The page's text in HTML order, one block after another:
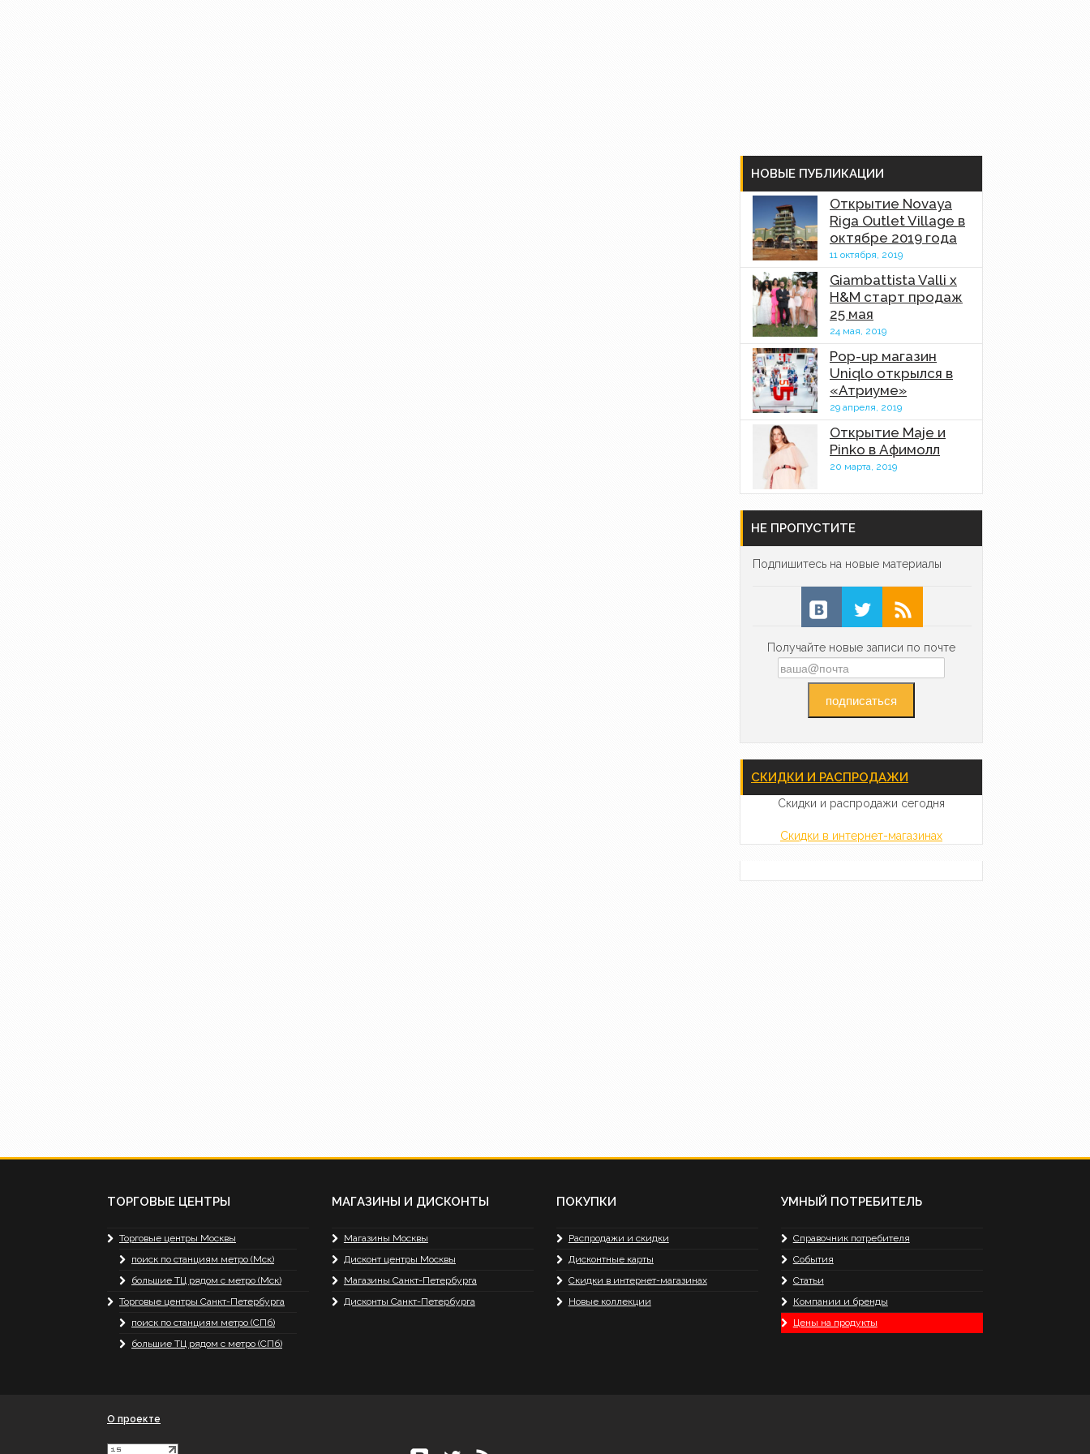
НОВЫЕ ПУБЛИКАЦИИ
Открытие Novaya
Riga Outlet Village в
октябре 2019 года
11 октября, 2019
Giambattista Valli x
H&M старт продаж
25 мая
24 мая, 2019
Pop-up магазин
Uniqlo открылся в
«Атриуме»
29 апреля, 2019
Открытие Maje и
Pinko в Афимолл
20 марта, 2019
НЕ ПРОПУСТИТЕ
Подпишитесь на новые материалы
Получайте новые записи по почте
СКИДКИ И РАСПРОДАЖИ
Скидки и распродажи сегодня
Скидки в интернет-магазинах
ТОРГОВЫЕ ЦЕНТРЫ
Торговые центры Москвы
поиск по станциям метро (Мск)
большие ТЦ рядом с метро (Мск)
Торговые центры Санкт-Петербурга
поиск по станциям метро (СПб)
большие ТЦ рядом с метро (СПб)
МАГАЗИНЫ И ДИСКОНТЫ
Магазины Москвы
Дисконт центры Москвы
Магазины Санкт-Петербурга
Дисконты Санкт-Петербурга
ПОКУПКИ
Распродажи и скидки
Дисконтные карты
Скидки в интернет-магазинах
Новые коллекции
УМНЫЙ ПОТРЕБИТЕЛЬ
Справочник потребителя
События
Статьи
Компании и бренды
Цены на продукты
О проекте